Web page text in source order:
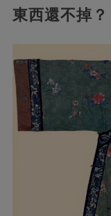
東西還不掉？